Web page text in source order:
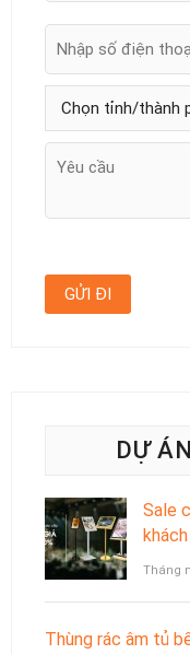
DỰ
Sale
Tháng
Thùng rác âm tủ